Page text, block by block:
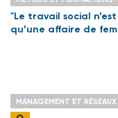
"Le travail social
qu’une affaire de
MANAGEMENT ET RÉSEAUX